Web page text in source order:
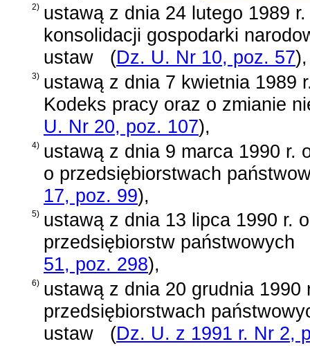
2) ustawą z dnia 24 lutego 1989
konsolidacji gospodarki
ustaw
(Dz. U. Nr 10, poz. 57),
3) ustawą z dnia 7 kwietnia 1989
Kodeks pracy oraz o zmianie
U. Nr 20, poz. 107),
4) ustawą z dnia 9 marca 1990 r.
o przedsiębiorstwach
17, poz. 99),
5) ustawą z dnia 13 lipca 1990 r.
przedsiębiorstw państwowych
51, poz. 298),
6) ustawą z dnia 20 grudnia 1990
przedsiębiorstwach
ustaw
(Dz. U. z 1991 r. Nr 2,